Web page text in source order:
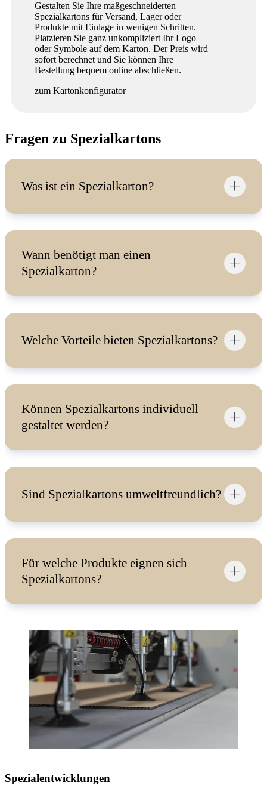
Gestalten Sie Ihre maßgeschneiderten
Spezialkartons für Versand, Lager oder
Produkte mit Einlage in wenigen Schritten.
Platzieren Sie ganz unkompliziert Ihr Logo
oder Symbole auf dem Karton. Der Preis wird
sofort berechnet und Sie können Ihre
Bestellung bequem online abschließen.
zum Kartonkonfigurator
Fragen zu Spezialkartons
Was ist ein Spezialkarton?
Wann benötigt man einen
Spezialkarton?
Welche Vorteile bieten Spezialkartons?
Können Spezialkartons individuell
gestaltet werden?
Sind Spezialkartons umweltfreundlich?
Für welche Produkte eignen sich
Spezialkartons?
Spezialentwicklungen